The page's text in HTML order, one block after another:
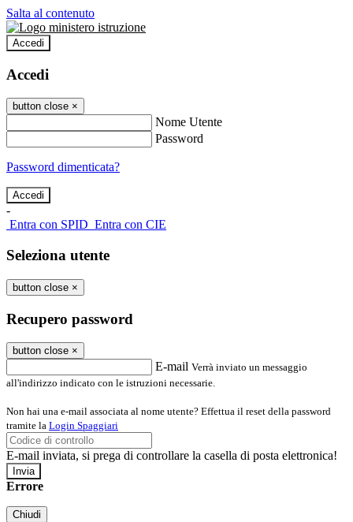
Salta al contenuto
Accedi
Accedi
button close ×
Nome Utente
Password
Password dimenticata?
-
Entra con SPID Entra con CIE
Seleziona utente
button close ×
Recupero password
button close ×
E-mail Verrà inviato un messaggio
all'indirizzo indicato con le istruzioni necessarie.
Non hai una e-mail associata al nome utente? Effettua il reset della password
tramite la Login Spaggiari
E-mail inviata, si prega di controllare la casella di posta elettronica!
Errore
Chiudi